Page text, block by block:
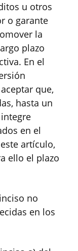
u otros
o garante
la
plazo
En el
que,
hasta un
en el
artículo,
ello el plazo
no
en los